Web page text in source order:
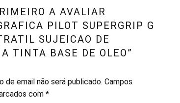
A AVALIAR
PILOT SUPERGRIP G
SUJEICAO DE
TINTA BASE DE OLEO”
de email não será publicado. Campos
com *